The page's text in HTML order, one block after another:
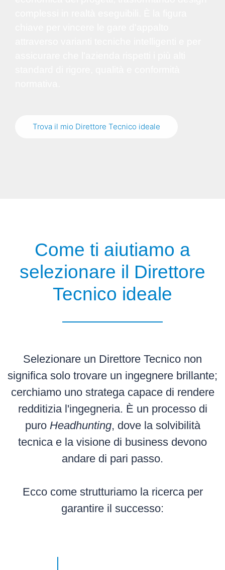
Trova il mio Direttore Tecnico ideale
Come ti aiutiamo a
selezionare il Direttore
Tecnico ideale
Selezionare un Direttore Tecnico non
significa solo trovare un ingegnere brillante;
cerchiamo uno stratega capace di rendere
redditizia l'ingegneria. È un processo di
puro Headhunting, dove la solvibilità
tecnica e la visione di business devono
andare di pari passo.
Ecco come strutturiamo la ricerca per
garantire il successo: